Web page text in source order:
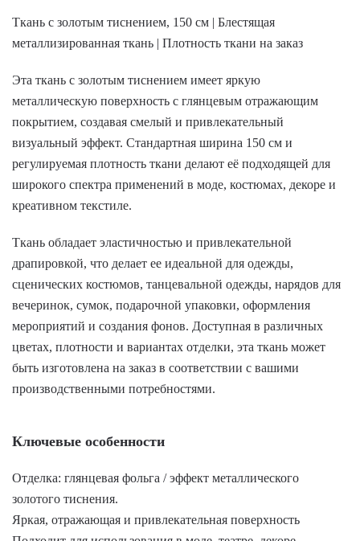
Ткань с золотым тиснением, 150 см | Блестящая
металлизированная ткань | Плотность ткани на заказ
Эта ткань с золотым тиснением имеет яркую
металлическую поверхность с глянцевым отражающим
покрытием, создавая смелый и привлекательный
визуальный эффект. Стандартная ширина 150 см и
регулируемая плотность ткани делают её подходящей для
широкого спектра применений в моде, костюмах, декоре и
креативном текстиле.
Ткань обладает эластичностью и привлекательной
драпировкой, что делает ее идеальной для одежды,
сценических костюмов, танцевальной одежды, нарядов для
вечеринок, сумок, подарочной упаковки, оформления
мероприятий и создания фонов. Доступная в различных
цветах, плотности и вариантах отделки, эта ткань может
быть изготовлена ​​на заказ в соответствии с вашими
производственными потребностями.
Ключевые особенности
Отделка: глянцевая фольга / эффект металлического
золотого тиснения.
Яркая, отражающая и привлекательная поверхность